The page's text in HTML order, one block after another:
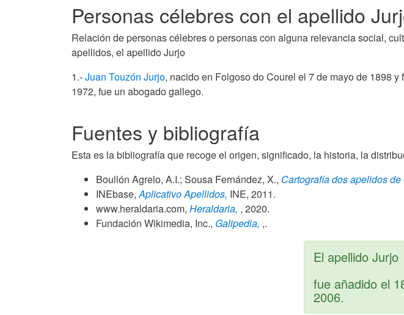
Personas célebres con el apellido
Relación de personas célebres o personas con alguna relevancia social,
apellidos, el apellido Jurjo
1.-Juan Touzón Jurjo, nacido en Folgoso do Courel el 7 de mayo de 1898
1972, fue un abogado gallego.
Fuentes y bibliografía
Esta es la bibliografía que recoge el origen, significado, la historia, la
Boullón Agrelo, A.I.; Sousa Fernández, X., Cartografía dos apelidos de
INEbase,Aplicativo Apellidos, INE, 2011.
www.heraldaria.com, Heraldaria, , 2020.
Fundación Wikimedia, Inc., Galipedia, ,.
El apellido Jurjo
fue añadido el
2006.